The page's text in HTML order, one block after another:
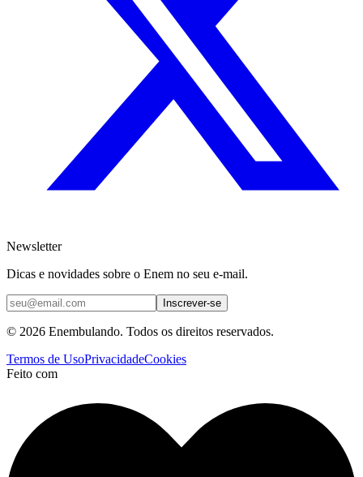
Newsletter
Dicas e novidades sobre o Enem no seu e-mail.
Inscrever-se
© 2026 Enembulando. Todos os direitos reservados.
Termos de UsoPrivacidadeCookies
Feito com